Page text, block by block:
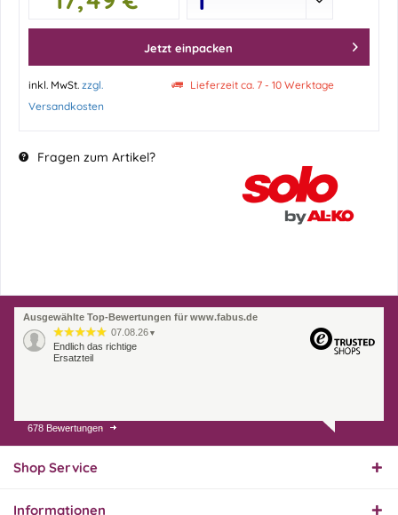
Jetzt einpacken
inkl. MwSt. zzgl.
Versandkosten
Lieferzeit ca. 7 - 10 Werktage
Fragen zum Artikel?
Ausgewählte Top-Bewertungen für www.fabus.de
07.08.26 ▼
Endlich das richtige
Ersatzteil
01.08.26
Innerhalb 2 Tagen Ware
678 Bewertungen
Shop Service
Informationen